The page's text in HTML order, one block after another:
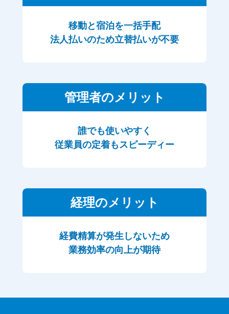
移動と宿泊を一括手配
法人払いのため立替払いが不要
管理者のメリット
誰でも使いやすく
従業員の定着もスピーディー
経理のメリット
経費精算が発生しないため
業務効率の向上が期待